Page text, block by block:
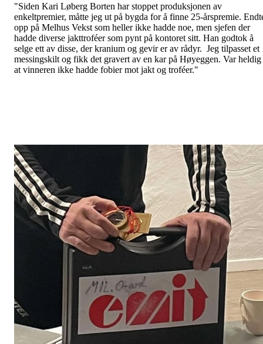
"Siden Kari Løberg Borten har stoppet produksjonen av
enkeltpremier, måtte jeg ut på bygda for å finne 25-årspremie.
opp på Melhus Vekst som heller ikke hadde noe, men sjefen der
hadde diverse jakttroféer som pynt på kontoret sitt. Han godtok å
selge ett av disse, der kranium og gevir er av rådyr. Jeg tilpasset et
messingskilt og fikk det gravert av en kar på Høyeggen. Var heldig
at vinneren ikke hadde fobier mot jakt og troféer."